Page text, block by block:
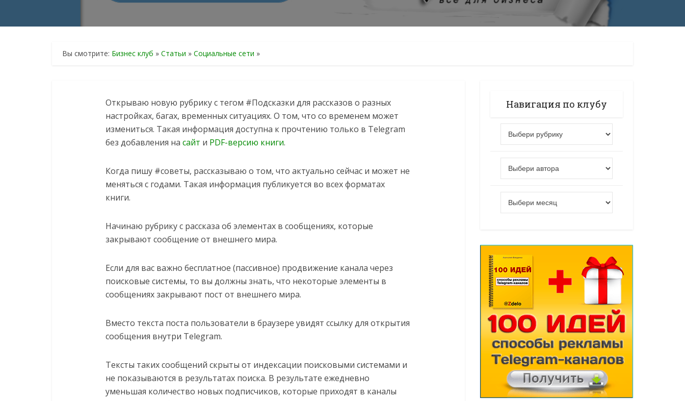
Вы смотрите: Бизнес клуб » Статьи » Социальные сети »
Открываю новую рубрику с тегом #Подсказки для рассказов о разных
настройках, багах, временных ситуациях. О том, что со временем может
измениться. Такая информация доступна к прочтению только в Telegram
без добавления на сайт и PDF-версию книги.
Когда пишу #советы, рассказываю о том, что актуально сейчас и может не
меняться с годами. Такая информация публикуется во всех форматах
книги.
Начинаю рубрику с рассказа об элементах в сообщениях, которые
закрывают сообщение от внешнего мира.
Если для вас важно бесплатное (пассивное) продвижение канала через
поисковые системы, то вы должны знать, что некоторые элементы в
сообщениях закрывают пост от внешнего мира.
Вместо текста поста пользователи в браузере увидят ссылку для открытия
сообщения внутри Telegram.
Тексты таких сообщений скрыты от индексации поисковыми системами и
не показываются в результатах поиска. В результате ежедневно
уменьшая количество новых подписчиков, которые приходят в каналы
Навигация по клубу